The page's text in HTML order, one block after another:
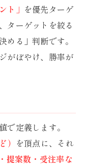
ト」 を優先ターゲ
ターゲットを絞る
める」判断です。
がぼやけ、勝率が
で定義します。
） を頂点に、それ
提案数・受注率な